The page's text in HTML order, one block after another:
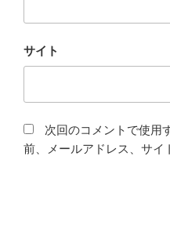
サイト
次回のコメントで使用
前、メールアドレス、サイ